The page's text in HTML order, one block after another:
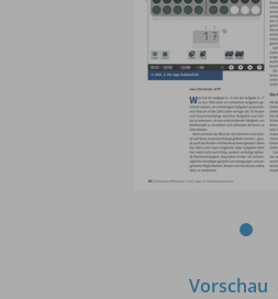
Vorschau